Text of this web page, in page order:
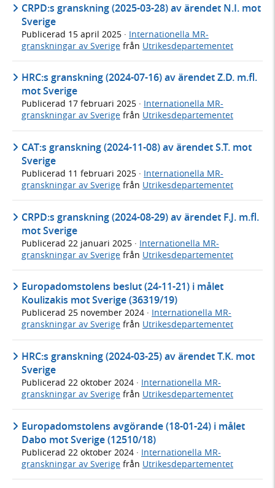
CRPD:s granskning (2025-03-28) av ärendet N.I. mot
Sverige
Publicerad 15 april 2025 · Internationella MR-
granskningar av Sverige från Utrikesdepartementet
HRC:s granskning (2024-07-16) av ärendet Z.D. m.fl.
mot Sverige
Publicerad 17 februari 2025 · Internationella MR-
granskningar av Sverige från Utrikesdepartementet
CAT:s granskning (2024-11-08) av ärendet S.T. mot
Sverige
Publicerad 11 februari 2025 · Internationella MR-
granskningar av Sverige från Utrikesdepartementet
CRPD:s granskning (2024-08-29) av ärendet F.J. m.fl.
mot Sverige
Publicerad 22 januari 2025 · Internationella MR-
granskningar av Sverige från Utrikesdepartementet
Europadomstolens beslut (24-11-21) i målet
Koulizakis mot Sverige (36319/19)
Publicerad 25 november 2024 · Internationella MR-
granskningar av Sverige från Utrikesdepartementet
HRC:s granskning (2024-03-25) av ärendet T.K. mot
Sverige
Publicerad 22 oktober 2024 · Internationella MR-
granskningar av Sverige från Utrikesdepartementet
Europadomstolens avgörande (18-01-24) i målet
Dabo mot Sverige (12510/18)
Publicerad 22 oktober 2024 · Internationella MR-
granskningar av Sverige från Utrikesdepartementet